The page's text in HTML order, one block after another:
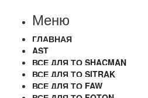
Меню
ГЛАВНАЯ
AST
ВСЕ ДЛЯ ТО SHACMAN
ВСЕ ДЛЯ ТО SITRAK
ВСЕ ДЛЯ ТО FAW